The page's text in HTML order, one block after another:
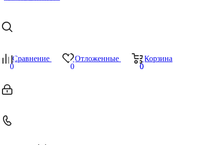
Сравнение
0
Отложенные
0
Корзина
0
0